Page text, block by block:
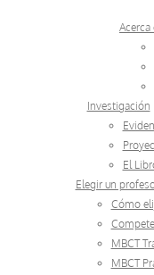
Acerca
Investigación
El
Elegir un
Cómo
MBCT
MBCT